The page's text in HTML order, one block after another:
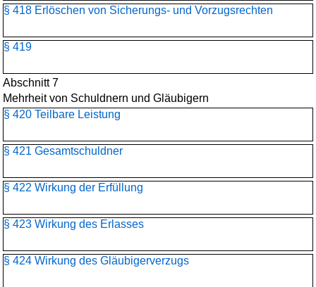
§ 418 Erlöschen von Sicherungs- und Vorzugsrechten
§ 419
Abschnitt 7
Mehrheit von Schuldnern und Gläubigern
§ 420 Teilbare Leistung
§ 421 Gesamtschuldner
§ 422 Wirkung der Erfüllung
§ 423 Wirkung des Erlasses
§ 424 Wirkung des Gläubigerverzugs